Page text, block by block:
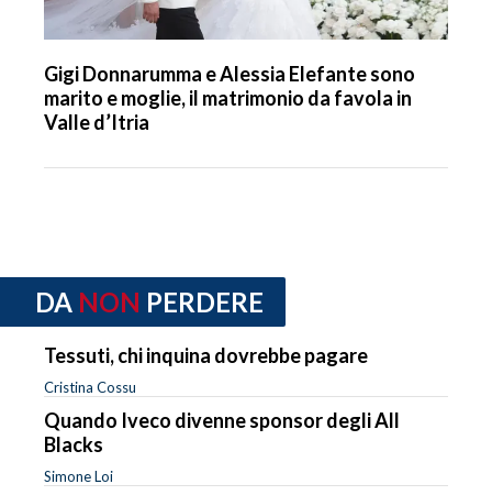
Gigi Donnarumma e Alessia Elefante sono
marito e moglie, il matrimonio da favola in
Valle d’Itria
DA NON PERDERE
Tessuti, chi inquina dovrebbe pagare
Cristina Cossu
Quando Iveco divenne sponsor degli All
Blacks
Simone Loi